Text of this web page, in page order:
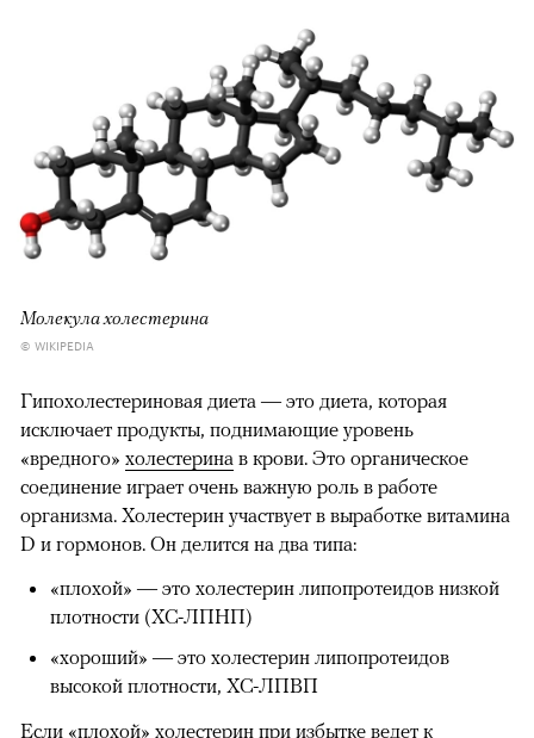
00:00 / 00:00
Молекула холестерина
© WIKIPEDIA
Гипохолестериновая диета — это диета, которая
исключает продукты, поднимающие уровень
«вредного» холестерина в крови. Это органическое
соединение играет очень важную роль в работе
организма. Холестерин участвует в выработке витамина
D и гормонов. Он делится на два типа:
«плохой» — это холестерин липопротеидов низкой
плотности (ХС-ЛПНП)
«хороший» — это холестерин липопротеидов
высокой плотности, ХС-ЛПВП
Если «плохой» холестерин при избытке ведет к